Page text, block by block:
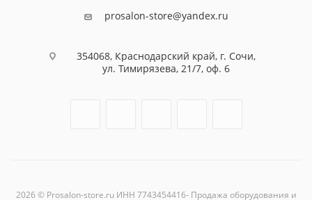
prosalon-store@yandex.ru
354068, Краснодарский край, г. Сочи,
ул. Тимирязева, 21/7, оф. 6
2026 © Prosalon-store.ru ИНН 7743454416- Продажа оборудования и